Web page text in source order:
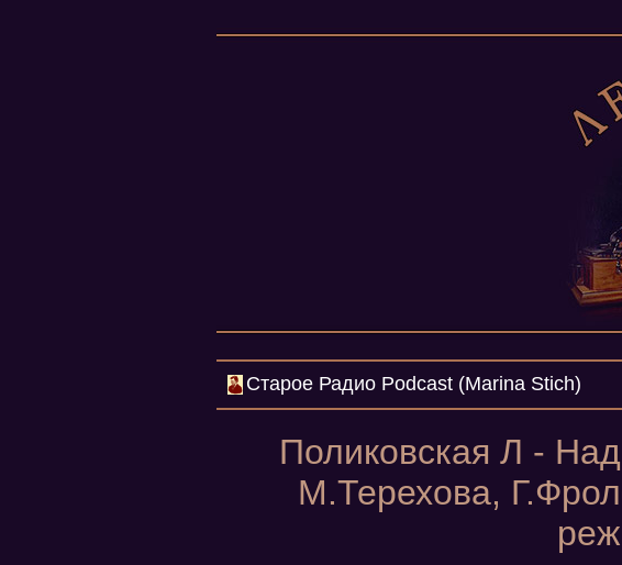
Cтарое Радио Podcast (Marina Stich)
Поликовская Л -
М.Терехова,